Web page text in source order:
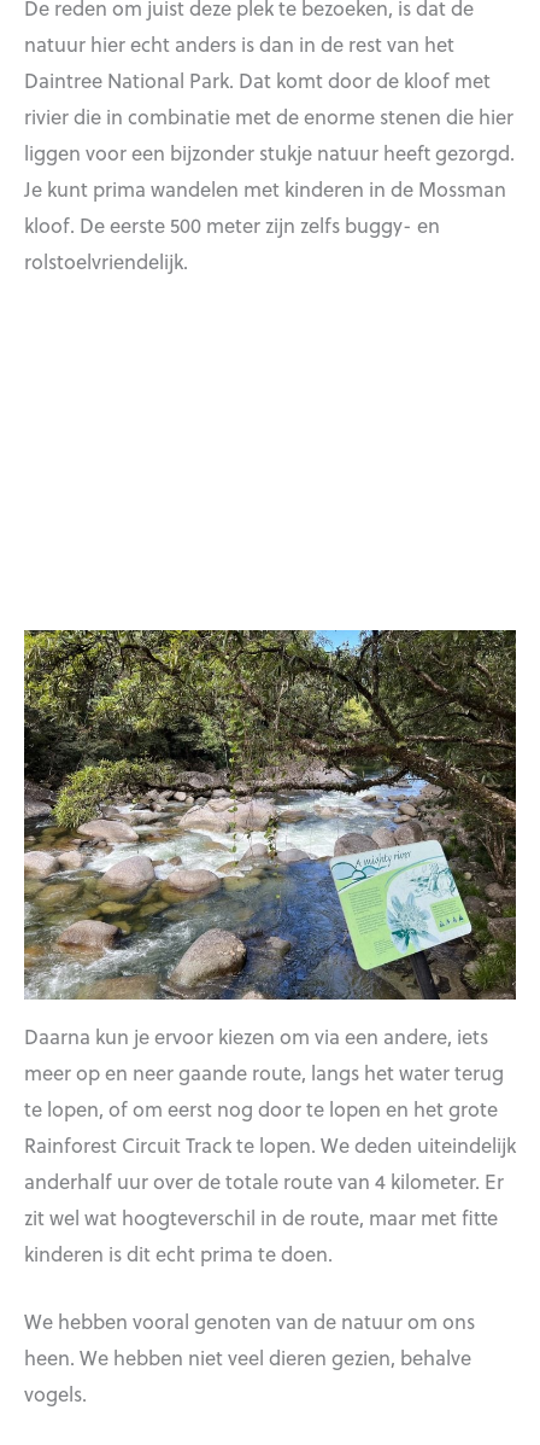
De reden om juist deze plek te bezoeken, is dat de
natuur hier echt anders is dan in de rest van het
Daintree National Park. Dat komt door de kloof met
rivier die in combinatie met de enorme stenen die hier
liggen voor een bijzonder stukje natuur heeft gezorgd.
Je kunt prima wandelen met kinderen in de Mossman
kloof. De eerste 500 meter zijn zelfs buggy- en
rolstoelvriendelijk.
Daarna kun je ervoor kiezen om via een andere, iets
meer op en neer gaande route, langs het water terug
te lopen, of om eerst nog door te lopen en het grote
Rainforest Circuit Track te lopen. We deden uiteindelijk
anderhalf uur over de totale route van 4 kilometer. Er
zit wel wat hoogteverschil in de route, maar met fitte
kinderen is dit echt prima te doen.
We hebben vooral genoten van de natuur om ons
heen. We hebben niet veel dieren gezien, behalve
vogels.